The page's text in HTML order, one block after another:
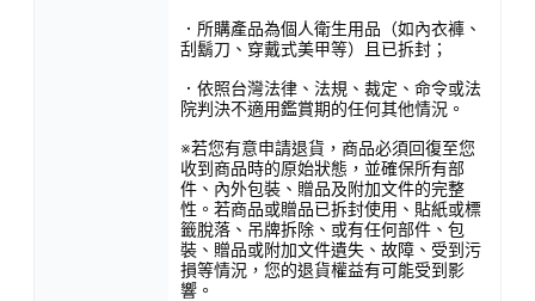
．所購產品為個人衛生用品（如內衣褲、
刮鬍刀、穿戴式美甲等）且已拆封；
．依照台灣法律、法規、裁定、命令或法
院判決不適用鑑賞期的任何其他情況。
※若您有意申請退貨，商品必須回復至您
收到商品時的原始狀態，並確保所有部
件、內外包裝、贈品及附加文件的完整
性。若商品或贈品已拆封使用、貼紙或標
籤脫落、吊牌拆除、或有任何部件、包
裝、贈品或附加文件遺失、故障、受到污
損等情況，您的退貨權益有可能受到影
響。